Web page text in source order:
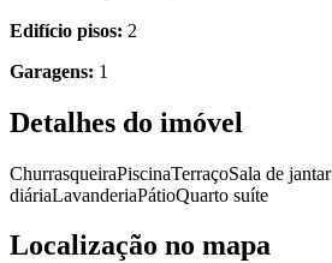
Edifício pisos: 2
Garagens: 1
Detalhes do imóvel
ChurrasqueiraPiscinaTerraçoSala de jantar
diáriaLavanderiaPátioQuarto suíte
Localização no mapa